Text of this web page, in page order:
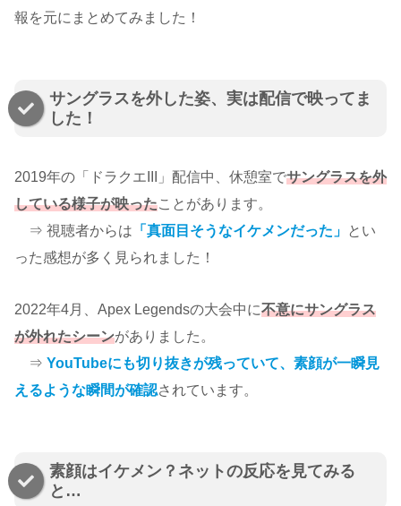
報を元にまとめてみました！
サングラスを外した姿、実は配信で映ってま
した！
2019年の「ドラクエIII」配信中、休憩室でサングラスを外
している様子が映ったことがあります。
⇒ 視聴者からは 「真面目そうなイケメンだった」
とい
った感想が多く見られました！
2022年4月、Apex Legendsの大会中に不意にサングラス
が外れたシーンがありました。
⇒ YouTubeにも切り抜きが残っていて、素顔が一瞬見
えるような瞬間が確認されています。
素顔はイケメン？ネットの反応を見てみる
と…